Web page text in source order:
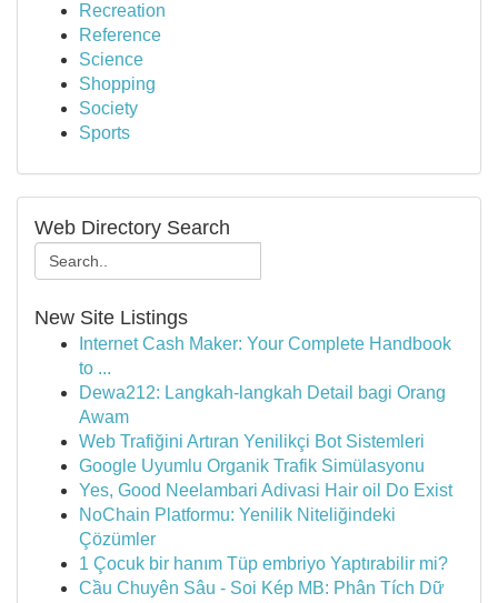
Recreation
Reference
Science
Shopping
Society
Sports
Web Directory Search
New Site Listings
Internet Cash Maker: Your Complete Handbook
to ...
Dewa212: Langkah-langkah Detail bagi Orang
Awam
Web Trafiğini Artıran Yenilikçi Bot Sistemleri
Google Uyumlu Organik Trafik Simülasyonu
Yes, Good Neelambari Adivasi Hair oil Do Exist
NoChain Platformu: Yenilik Niteliğindeki
Çözümler
1 Çocuk bir hanım Tüp embriyo Yaptırabilir mi?
Cầu Chuyên Sâu - Soi Kép MB: Phân Tích Dữ